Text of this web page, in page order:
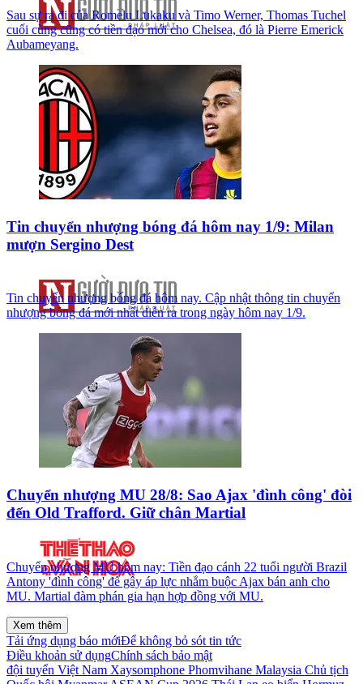
Sau sự ra đi của Romelu Lukaku và Timo Werner, Thomas Tuchel
cuối cùng cũng có tiền đạo mới cho Chelsea, đó là Pierre Emerick
Aubameyang.
Tin chuyển nhượng bóng đá hôm nay 1/9: Milan
mượn Sergino Dest
Tin chuyển nhượng bóng đá hôm nay. Cập nhật thông tin chuyển
nhượng bóng đá mới nhất diễn ra trong ngày hôm nay 1/9.
Chuyển nhượng MU 28/8: Sao Ajax 'đình công' đòi
đến Old Trafford. Giữ chân Martial
Chuyển nhượng MU hôm nay: Tiền đạo cánh 22 tuổi người Brazil
Antony 'đình công' để gây áp lực nhắm buộc Ajax bán anh cho
MU. Martial đàm phán gia hạn hợp đồng với MU.
Xem thêm
Tải ứng dụng báo mớiĐể không bỏ sót tin tức
Điều khoản sử dụngChính sách bảo mật
đội tuyển Việt Nam Xaysomphone Phomvihane Malaysia Chủ tịch